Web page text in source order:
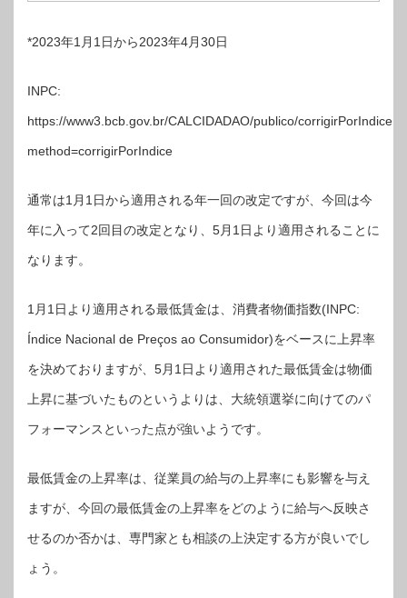
*2023年1月1日から2023年4月30日
INPC:
https://www3.bcb.gov.br/CALCIDADAO/publico/
method=corrigirPorIndice
通常は1月1日から適用される年一回の改定ですが、今回は今
年に入って2回目の改定となり、5月1日より適用されることに
なります。
1月1日より適用される最低賃金は、消費者物価指数(INPC:
Índice Nacional de Preços ao Consumidor)をベースに上昇率
を決めておりますが、5月1日より適用された最低賃金は物価
上昇に基づいたものというよりは、大統領選挙に向けてのパ
フォーマンスといった点が強いようです。
最低賃金の上昇率は、従業員の給与の上昇率にも影響を与え
ますが、今回の最低賃金の上昇率をどのように給与へ反映さ
せるのか否かは、専門家とも相談の上決定する方が良いでし
ょう。